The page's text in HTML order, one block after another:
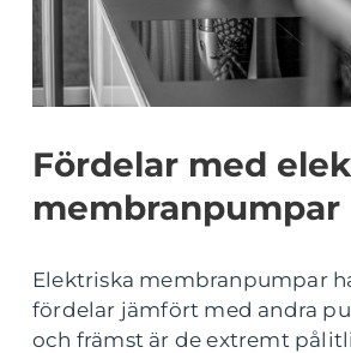
Fördelar med
membranpumpar
Elektriska membranpumpar
fördelar jämfört med andra
och främst är de extremt